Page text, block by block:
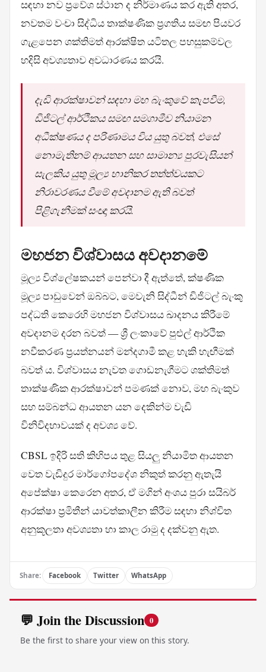
සඳහා නව ප්‍රවේශ ස්ථාන ද නිර්මාණය කර ඇති අතර,
නවතම වංචා සිද්ධිය තාක්ෂණික ප්‍රගතිය සමඟ පියවර
ගැළපෙන ශක්තිමත් ආරක්ෂිත යටිතල පහසුකම්වල
හදිසි අවශ්‍යතාව අවධාරණය කරයි.
දැඩි ආරක්ෂාවන් සඳහා මහ බැංකුවේ කැපවීම,
ඩිජිටල් ආර්ථිකය සමඟ සමගාමීව නියාමන
අධීක්ෂණය ද පරිණාමය විය යුතු බවත්, එසේ
නොමැතිනම් ආයතන සහ සාමාන්‍ය පුරවැසියන්
සැලකිය යුතු මූල්‍ය හානිකර තත්ත්වයකට
නිරාවරණය වීමේ අවදානම ඇති බවත්
පිළිගැනීමක් සංඥා කරයි.
මහජන විශ්වාසය අවදානමේ
මූල්‍ය විශ්ලේෂකයන් පෙන්වා දී ඇත්තේ, ක්ෂණික
මූල්‍ය පාඩුවෙන් ඔබ්බට, මෙවැනි සිද්ධීන් ඩිජිටල් බැංකු
පද්ධති කෙරෙහි මහජන විශ්වාසය ඛාදනය කිරීමේ
අවදානම දරන බවත් — ශ්‍රී ලංකාවේ පුළුල් ආර්ථික
නවීකරණ ප්‍රයත්නයන් මන්දගාමී කළ හැකි හැඟීමක්
බවත් ය. විශ්වාසය නැවත ගොඩනැගීමට ශක්තිමත්
තාක්ෂණික ආරක්ෂාවන් පමණක් නොව, මහ බැංකුව
සහ සම්බන්ධ ආයතන යන දෙකින්ම වැඩි
විනිවිදභාවයක් ද අවශ්‍ය වේ.
CBSL ඉදිරි සති කිහිපය තුළ සියලු නියාමිත ආයතන
වෙත වැඩිදුර මාර්ගෝපදේශ නිකුත් කරනු ඇතැයි
අපේක්ෂා කෙරෙන අතර, ඒ මගින් අංශය පුරා සයිබර්
ආරක්ෂා ප්‍රමිතීන් යාවත්කාලීන කිරීම සඳහා නිශ්චිත
අනුකූලතා අවශ්‍යතා හා කාල රාමු ද දක්වනු ඇත.
Share: Facebook Twitter WhatsApp
💬 Join the Discussion 0
Be the first to share your view on this story.